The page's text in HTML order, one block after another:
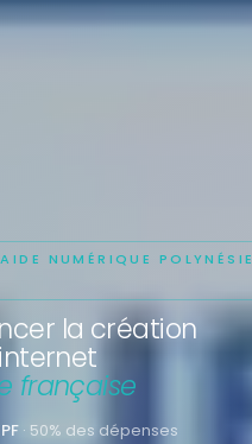
NUMÉRIQUE POLYNÉSIE
la création
française
· 50% des dépenses